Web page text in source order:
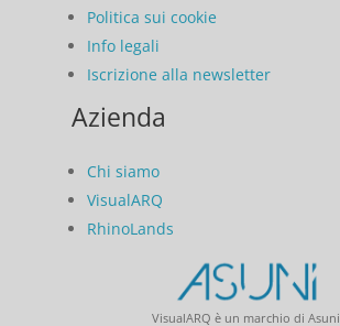
Politica sui cookie
Info legali
Iscrizione alla newsletter
Azienda
Chi siamo
VisualARQ
RhinoLands
VisualARQ è un marchio di Asuni